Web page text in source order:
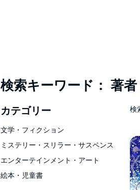
検索キーワード： 著者
カテゴリー
文学・フィクション
ミステリー・スリラー・サスペンス
エンターテインメント・アート
絵本・児童書
検